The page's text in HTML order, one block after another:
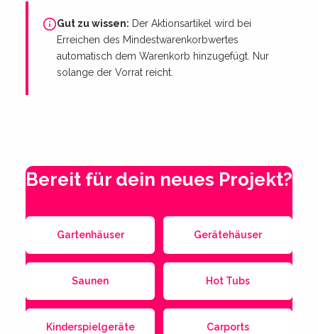
Gut zu wissen: Der Aktionsartikel wird bei
Erreichen des Mindestwarenkorbwertes
automatisch dem Warenkorb hinzugefügt. Nur
solange der Vorrat reicht.
Bereit für dein neues Projekt?
Gartenhäuser Gerätehäuser
Saunen Hot Tubs
Kinderspielgeräte Carports